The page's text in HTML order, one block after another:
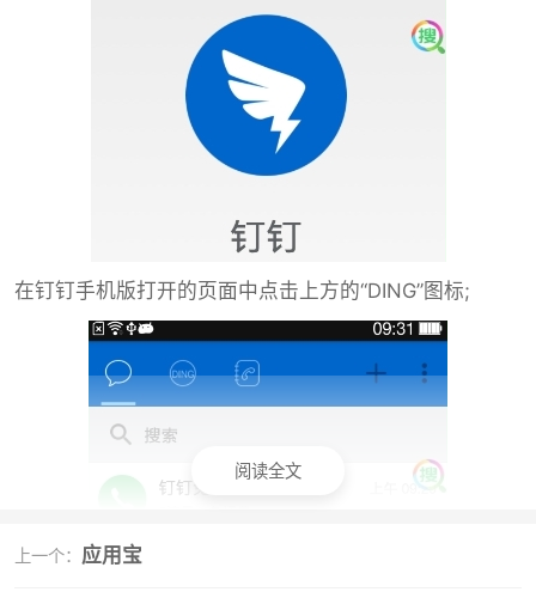
在钉钉手机版打开的页面中点击上方的“DING”图标;
阅读全文
上一个： 应用宝